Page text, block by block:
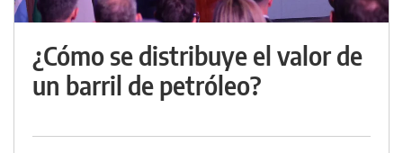
¿Cómo se distribuye el valor de
un barril de petróleo?